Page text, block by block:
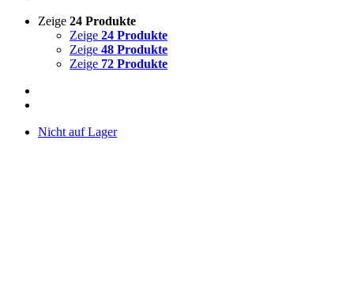
Zeige 24 Produkte
Zeige 24 Produkte
Zeige 48 Produkte
Zeige 72 Produkte
Nicht auf Lager